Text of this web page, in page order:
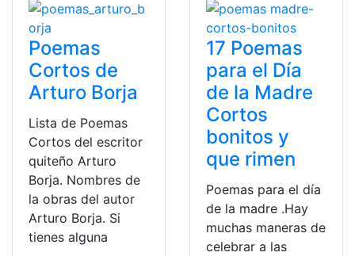
Poemas
Cortos de
Arturo Borja
Lista de Poemas
Cortos del escritor
quiteño Arturo
Borja. Nombres de
la obras del autor
Arturo Borja. Si
tienes alguna
17 Poemas
para el Día
de la Madre
Cortos
bonitos y
que rimen
Poemas para el día
de la madre .Hay
muchas maneras de
celebrar a las